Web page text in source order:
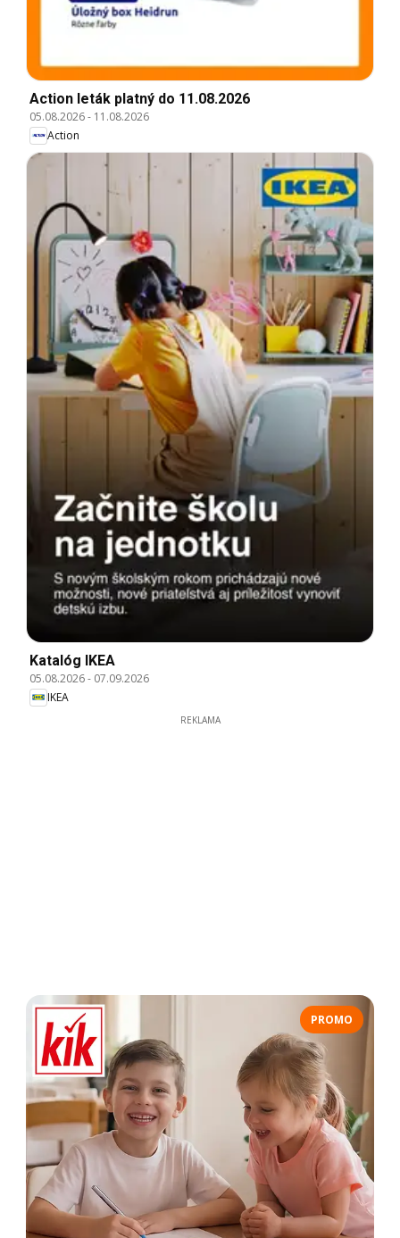
Action leták platný do 11.08.2026
05.08.2026- 11.08.2026
Action
Katalóg IKEA
05.08.2026- 07.09.2026
IKEA
REKLAMA
PROMO